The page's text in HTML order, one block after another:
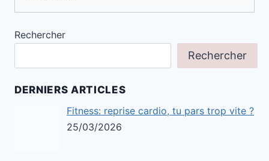
Rechercher
Rechercher
DERNIERS ARTICLES
Fitness: reprise cardio, tu pars trop vite ?
25/03/2026